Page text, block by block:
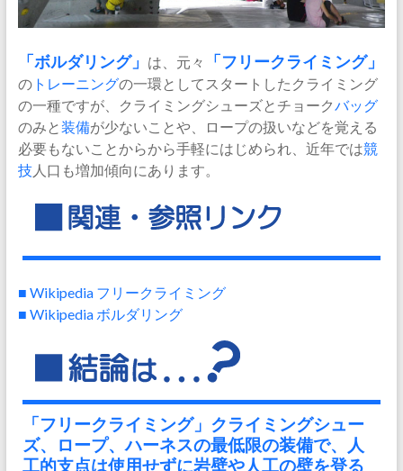
「ボルダリング」 は、元々 「フリークライミング」
のトレーニングの一環としてスタートしたクライミング
の一種ですが、クライミングシューズとチョークバッグ
のみと装備が少ないことや、ロープの扱いなどを覚える
必要もないことからから手軽にはじめられ、近年では競
技人口も増加傾向にあります。
■ Wikipedia フリークライミング
■ Wikipedia ボルダリング
「フリークライミング」クライミングシュー
ズ、ロープ、ハーネスの最低限の装備で、人
工的支点は使用せずに岩壁や人工の壁を登る